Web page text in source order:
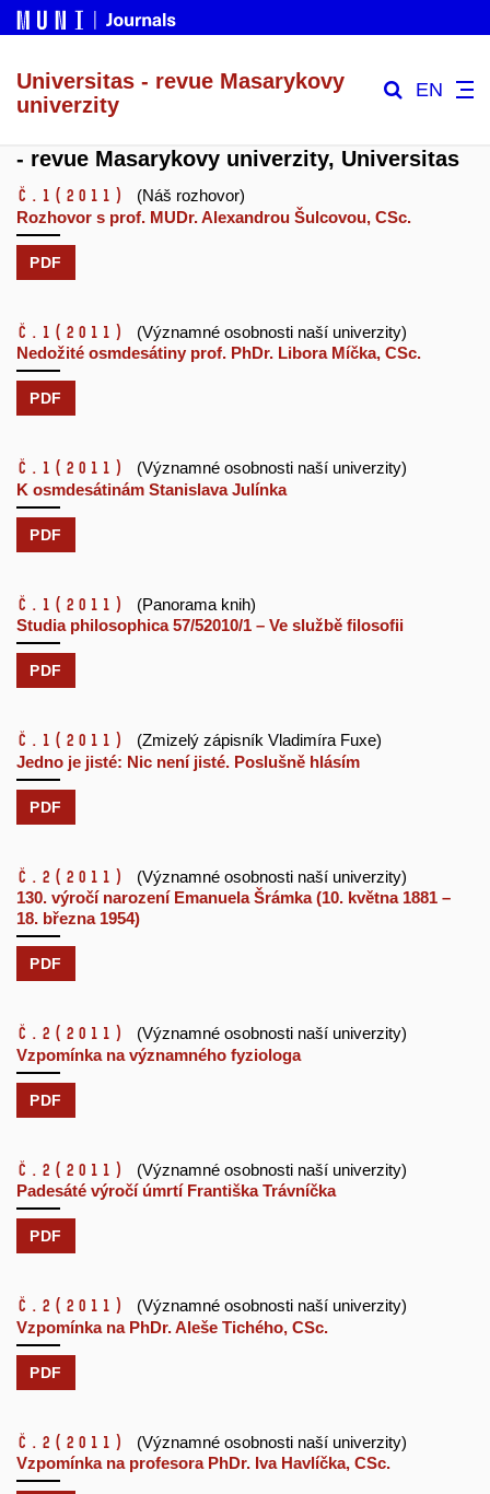
Universitas - revue Masarykovy
univerzity
EN
- revue Masarykovy univerzity, Universitas
č.1 (2011)
(Náš rozhovor)
Rozhovor s prof. MUDr. Alexandrou Šulcovou, CSc.
PDF
č.1 (2011)
(Významné osobnosti naší univerzity)
Nedožité osmdesátiny prof. PhDr. Libora Míčka, CSc.
PDF
č.1 (2011)
(Významné osobnosti naší univerzity)
K osmdesátinám Stanislava Julínka
PDF
č.1 (2011)
(Panorama knih)
Studia philosophica 57/52010/1 – Ve službě filosofii
PDF
č.1 (2011)
(Zmizelý zápisník Vladimíra Fuxe)
Jedno je jisté: Nic není jisté. Poslušně hlásím
PDF
č.2 (2011)
(Významné osobnosti naší univerzity)
130. výročí narození Emanuela Šrámka (10. května 1881 –
18. března 1954)
PDF
č.2 (2011)
(Významné osobnosti naší univerzity)
Vzpomínka na významného fyziologa
PDF
č.2 (2011)
(Významné osobnosti naší univerzity)
Padesáté výročí úmrtí Františka Trávníčka
PDF
č.2 (2011)
(Významné osobnosti naší univerzity)
Vzpomínka na PhDr. Aleše Tichého, CSc.
PDF
č.2 (2011)
(Významné osobnosti naší univerzity)
Vzpomínka na profesora PhDr. Iva Havlíčka, CSc.